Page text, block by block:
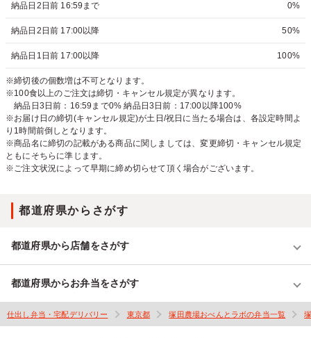
納品日2日前 16:59まで 0%
納品日2日前 17:00以降 50%
納品日1日前 17:00以降 100%
※締切後の個数増は不可となります。
※100食以上のご注文は締切・キャンセル規定が異なります。
納品日3日前：16:59まで0% 納品日3日前：17:00以降100%
※お届け日の締切(キャンセル規定)が土日/祝日に当たる場合は、各設定時間よ
り1時間前倒しとなります。
※商品名に締切の記載がある商品に関しましては、変更締切・キャンセル規定
ともにそちらに準じます。
※ご注文状況によって早期に締め切らせて頂く場合がございます。
都道府県からさがす
都道府県から店舗をさがす
都道府県からお弁当をさがす
仕出し弁当・宅配デリバリー 東京都 塚田農場おべんとラボの弁当一覧